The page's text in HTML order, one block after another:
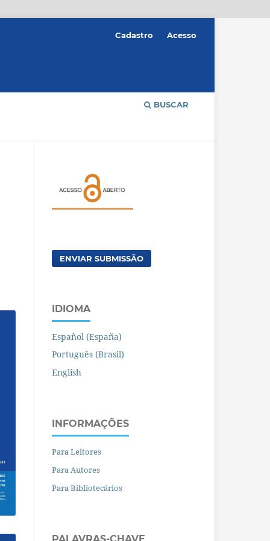
BUSCAR
Cadastro Acesso
ENVIAR SUBMISSÃO
IDIOMA
Español (España)
Português (Brasil)
English
INFORMAÇÕES
Para Leitores
Para Autores
Para Bibliotecários